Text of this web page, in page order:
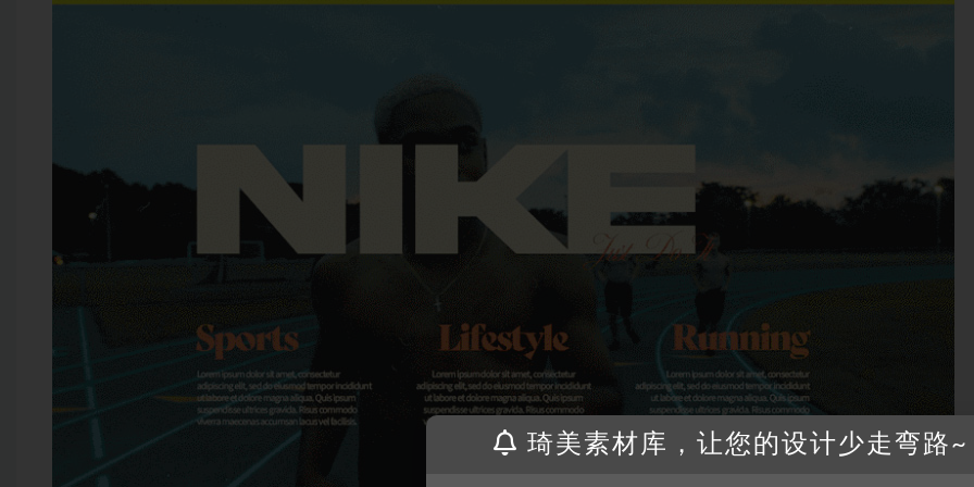
琦美素材库，让您的设计少走弯路~